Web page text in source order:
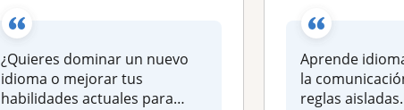
¿Quieres dominar un nuevo
idioma o mejorar tus
habilidades actuales para
Aprende
la
reglas